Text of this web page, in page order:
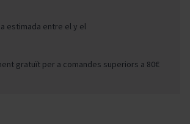
estimada entre ely el
gratuït per a comandes superiors a 80€